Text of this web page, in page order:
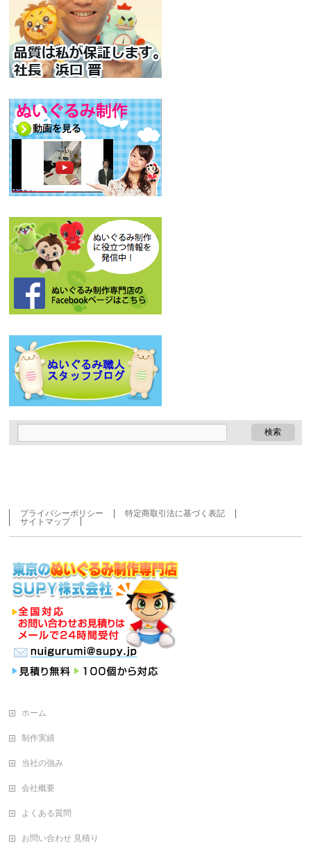
プライバシーポリシー
特定商取引法に基づく表記
サイトマップ
ホーム
制作実績
当社の強み
会社概要
よくある質問
お問い合わせ 見積り